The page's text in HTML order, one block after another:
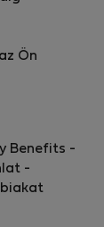
Ön
Benefits -
-